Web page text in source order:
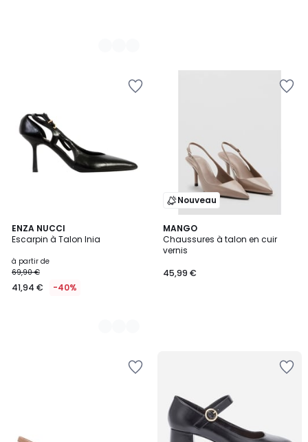
ENZA NUCCI
Escarpin à Talon Inia
à partir de
69,90 €
41,94 € -40%
4
Couleurs
Nouveau
MANGO
Chaussures à talon en cuir
vernis
45,99 €